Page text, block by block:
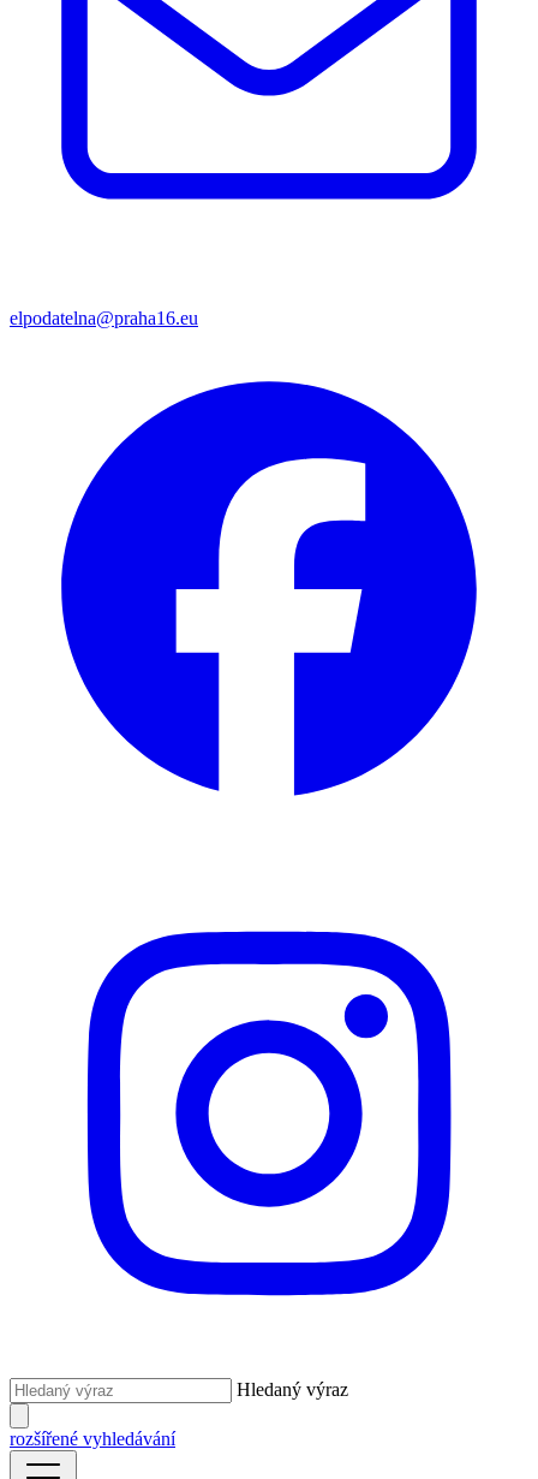
elpodatelna@praha16.eu
Hledaný výraz
rozšířené vyhledávání